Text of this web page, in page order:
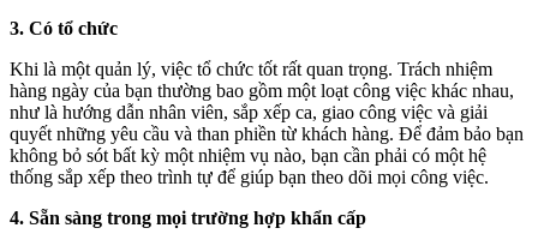
3. Có tổ chức
Khi là một quản lý, việc tổ chức tốt rất quan trọng. Trách nhiệm
hàng ngày của bạn thường bao gồm một loạt công việc khác nhau,
như là hướng dẫn nhân viên, sắp xếp ca, giao công việc và giải
quyết những yêu cầu và than phiền từ khách hàng. Để đảm bảo bạn
không bỏ sót bất kỳ một nhiệm vụ nào, bạn cần phải có một hệ
thống sắp xếp theo trình tự để giúp bạn theo dõi mọi công việc.
4. Sẵn sàng trong mọi trường hợp khẩn cấp